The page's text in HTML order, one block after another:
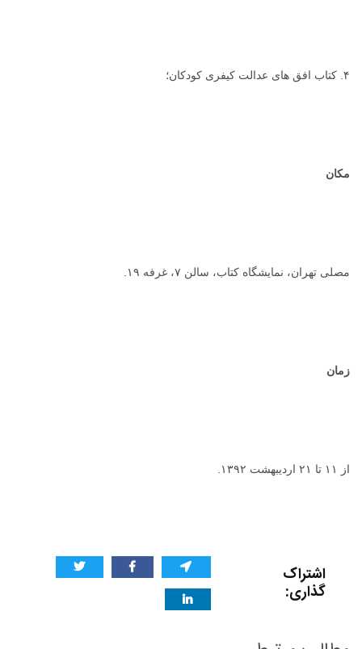
۴. کتاب افق های عدالت کیفری کودکان؛
مکان
مصلی تهران، نمایشگاه کتاب، سالن ۷، غرفه ۱۹.
زمان
از ۱۱ تا ۲۱ اردیبهشت ۱۳۹۲.
اشتراک
گذاری: